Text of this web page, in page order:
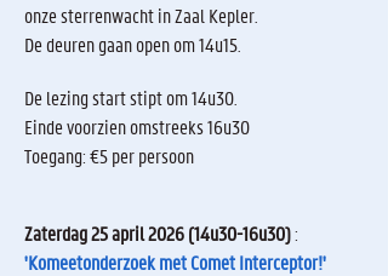
onze sterrenwacht in Zaal Kepler.
De deuren gaan open om 14u15.
De lezing start stipt om 14u30.
Einde voorzien omstreeks 16u30
Toegang: €5 per persoon
Zaterdag 25 april 2026 (14u30-16u30):
'Komeetonderzoek met Comet Interceptor!'